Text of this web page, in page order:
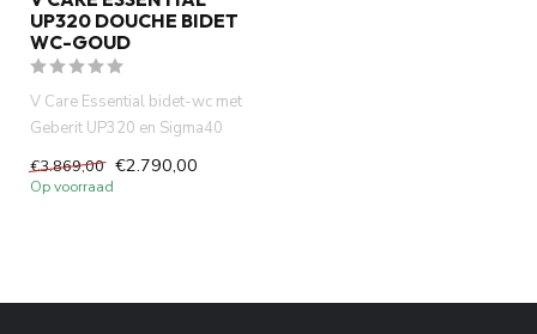
UP320 DOUCHE BIDET
WC-GOUD
V Care Essential bidet-wc met
Geberit UP320 en Sigma40
drukplaat in luxe goud. S...
€3.869,00 €2.790,00
Op voorraad